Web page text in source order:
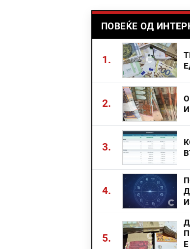
ПОВЕЌЕ ОД
1.
2.
3.
4.
5.